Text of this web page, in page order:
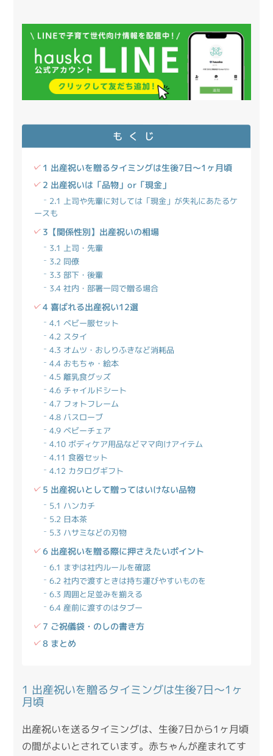
もくじ
1 出産祝いを贈るタイミングは生後7日～1ヶ月頃
2 出産祝いは「品物」or「現金」
2.1 上司や先輩に対しては「現金」が失礼にあたるケ
ースも
3【関係性別】出産祝いの相場
3.1 上司・先輩
3.2 同僚
3.3 部下・後輩
3.4 社内・部署一同で贈る場合
4 喜ばれる出産祝い12選
4.1 ベビー服セット
4.2 スタイ
4.3 オムツ・おしりふきなど消耗品
4.4 おもちゃ・絵本
4.5 離乳食グッズ
4.6 チャイルドシート
4.7 フォトフレーム
4.8 バスローブ
4.9 ベビーチェア
4.10 ボディケア用品などママ向けアイテム
4.11 食器セット
4.12 カタログギフト
5 出産祝いとして贈ってはいけない品物
5.1 ハンカチ
5.2 日本茶
5.3 ハサミなどの刃物
6 出産祝いを贈る際に押さえたいポイント
6.1 まずは社内ルールを確認
6.2 社内で渡すときは持ち運びやすいものを
6.3 周囲と足並みを揃える
6.4 産前に渡すのはタブー
7 ご祝儀袋・のしの書き方
8 まとめ
1 出産祝いを贈るタイミングは生後7日～1ヶ
月頃
出産祝いを送るタイミングは、生後7日から1ヶ月頃
の間がよいとされています。赤ちゃんが産まれてす